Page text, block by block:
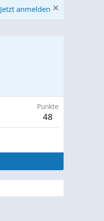
Jetzt anmelden
Punkte
48